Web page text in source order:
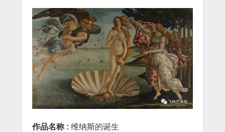
作品名称 : 维纳斯的诞生